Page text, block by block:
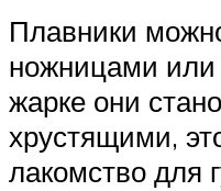
Плавники
ножницами или
жарке они
хрустящими,
лакомство для